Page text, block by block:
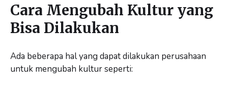
Cara Mengubah Kultur yang
Bisa Dilakukan
Ada beberapa hal yang dapat dilakukan perusahaan
untuk mengubah kultur seperti: